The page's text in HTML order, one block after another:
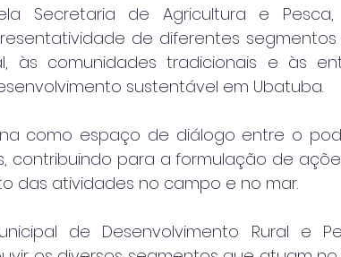
Secretaria de Agricultura e
de diferentes
às comunidades tradicionais e às
sustentável em Ubatuba.
como espaço de diálogo entre o
contribuindo para a formulação de
das atividades no campo e no mar.
de Desenvolvimento Rural e